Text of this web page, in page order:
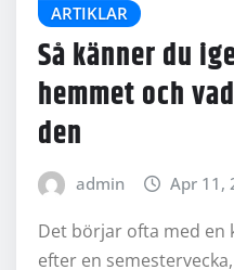
ARTIKLAR
Så känner du
hemmet och
den
admin Apr 11,
Det börjar ofta med en
efter en